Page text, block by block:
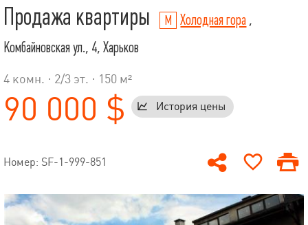
Продажа квартиры Холодная гора ,
Комбайновская ул., 4, Харьков
4 комн. · 2/3 эт. · 150 м²
90 000 $ История цены
Номер: SF-1-999-851